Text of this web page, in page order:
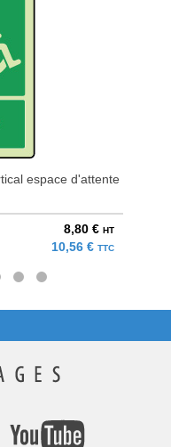
espace d'attente
8,80 € HT
10,56 € TTC